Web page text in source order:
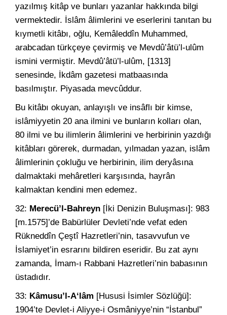
yazılmış kitâp ve bunları yazanlar hakkında bilgi
vermektedir. İslâm âlimlerini ve eserlerini tanıtan bu
kıymetli kitâbı, oğlu, Kemâleddîn Muhammed,
arabcadan türkçeye çevirmiş ve Mevdû’âtü’l-ulûm
ismini vermiştir. Mevdû’âtü’l-ulûm, [1313]
senesinde, İkdâm gazetesi matbaasında
basılmıştır. Piyasada mevcûddur.
Bu kitâbı okuyan, anlayışlı ve insâflı bir kimse,
islâmiyyetin 20 ana ilmini ve bunların kolları olan,
80 ilmi ve bu ilimlerin âlimlerini ve herbirinin yazdığı
kitâbları görerek, durmadan, yılmadan yazan, islâm
âlimlerinin çokluğu ve herbirinin, ilim deryâsına
dalmaktaki mehâretleri karşısında, hayrân
kalmaktan kendini men edemez.
32: Merecü’l-Bahreyn [İki Denizin Buluşması]: 983
[m.1575]’de Babürlüler Devleti’nde vefat eden
Rükneddîn Çeştî Hazretleri’nin, tasavvufun ve
İslamiyet’in esrarını bildiren eseridir. Bu zat aynı
zamanda, İmam-ı Rabbani Hazretleri’nin babasının
üstadıdır.
33: Kâmusu’l-A‘lâm [Hususi İsimler Sözlüğü]:
1904’te Devlet-i Aliyye-i Osmâniyye’nin “İstanbul”